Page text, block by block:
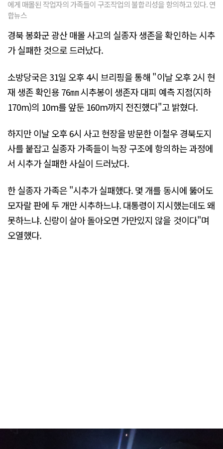
에게 매몰된 작업자의 가족들이 구조작업의 불합리성을 항의하고 있다. 연
합뉴스
경북 봉화군 광산 매몰 사고의 실종자 생존을 확인하는 시추
가 실패한 것으로 드러났다.
소방당국은 31일 오후 4시 브리핑을 통해 "이날 오후 2시 현
재 생존 확인용 76㎜ 시추봉이 생존자 대피 예측 지점(지하
170m)의 10m를 앞둔 160m까지 전진했다"고 밝혔다.
하지만 이날 오후 6시 사고 현장을 방문한 이철우 경북도지
사를 붙잡고 실종자 가족들이 늑장 구조에 항의하는 과정에
서 시추가 실패한 사실이 드러났다.
한 실종자 가족은 "시추가 실패했다. 몇 개를 동시에 뚫어도
모자랄 판에 두 개만 시추하느냐. 대통령이 지시했는데도 왜
못하느냐. 신랑이 살아 돌아오면 가만있지 않을 것이다"며
오열했다.